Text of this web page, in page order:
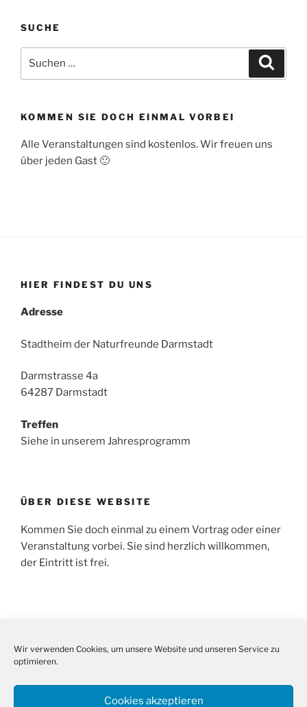
Wir verwenden Cookies, um unsere Website und unseren Service zu
optimieren.
Cookies akzeptieren
SUCHE
nach:
KOMMEN SIE DOCH EINMAL VORBEI
Alle Veranstaltungen sind kostenlos. Wir freuen uns
über jeden Gast 🙂
HIER FINDEST DU UNS
Adresse
Stadtheim der Naturfreunde Darmstadt
Darmstrasse 4a
64287 Darmstadt
Treffen
Siehe in unserem Jahresprogramm
ÜBER DIESE WEBSITE
Kommen Sie doch einmal zu einem Vortrag oder einer
Veranstaltung vorbei. Sie sind herzlich willkommen,
der Eintritt ist frei.
Suche
nach: